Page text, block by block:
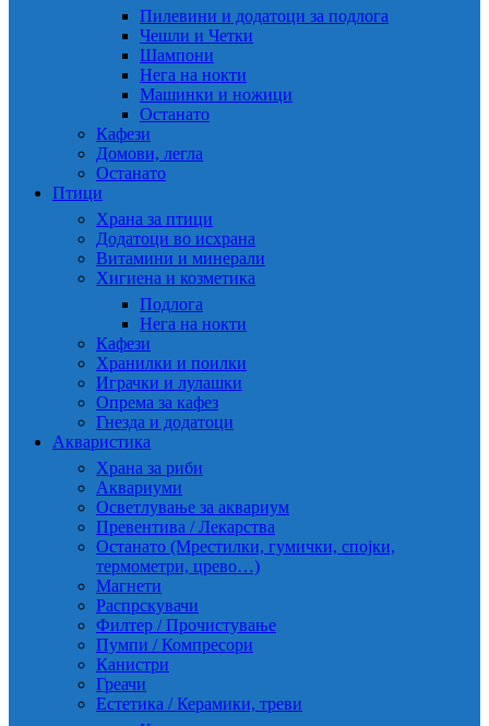
Пилевини и додатоци за подлога
Чешли и Четки
Шампони
Нега на нокти
Машинки и ножици
Останато
Кафези
Домови, легла
Останато
Птици
Храна за птици
Додатоци во исхрана
Витамини и минерали
Хигиена и козметика
Подлога
Нега на нокти
Кафези
Хранилки и поилки
Играчки и лулашки
Опрема за кафез
Гнезда и додатоци
Акваристика
Храна за риби
Аквариуми
Осветлување за аквариум
Превентива / Лекарства
Останато (Мрестилки, гумички, спојки,
термометри, црево…)
Магнети
Распрскувачи
Филтер / Прочистување
Пумпи / Компресори
Канистри
Греачи
Естетика / Керамики, треви